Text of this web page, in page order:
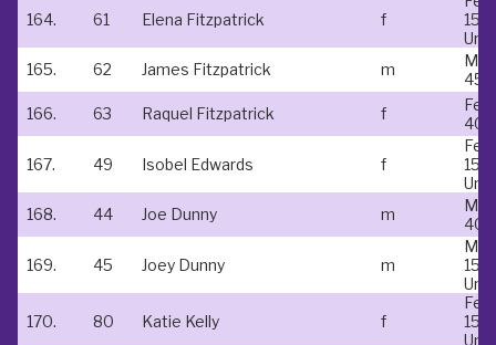
164.
61 Elena Fitzpatrick f
15 &
165.
62 James Fitzpatrick m
45-
166.
63 Raquel Fitzpatrick f
40-
167. 49 Isobel Edwards f
15 &
168.
44 Joe Dunny m
40-
169. 45 Joey Dunny m
15 &
170.
80 Katie Kelly f
15 &